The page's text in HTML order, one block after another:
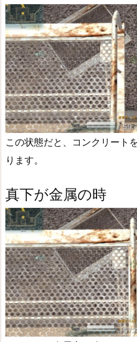
この状態だと、コンクリート
ります。
真下が金属の時